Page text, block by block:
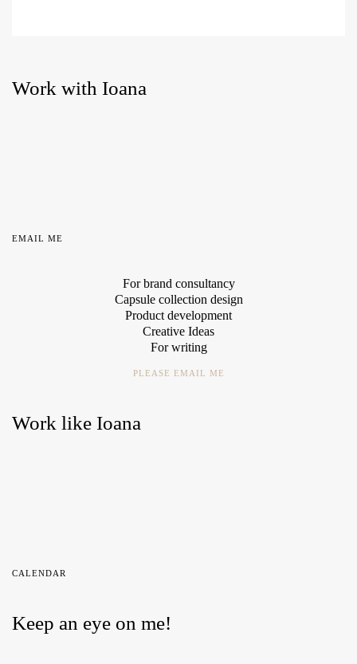
Work with Ioana
EMAIL ME
For brand consultancy
Capsule collection design
Product development
Creative Ideas
For writing
PLEASE EMAIL ME
Work like Ioana
CALENDAR
Keep an eye on me!